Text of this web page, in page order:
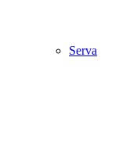
Serva